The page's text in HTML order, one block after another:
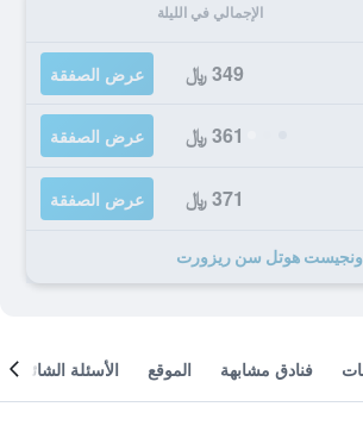
الإجمالي في الليلة
349 ﷼ عرض الصفقة
361 ﷼ عرض الصفقة
371 ﷼ عرض الصفقة
فنادق مشابهة الموقع الأسئلة الشائعة